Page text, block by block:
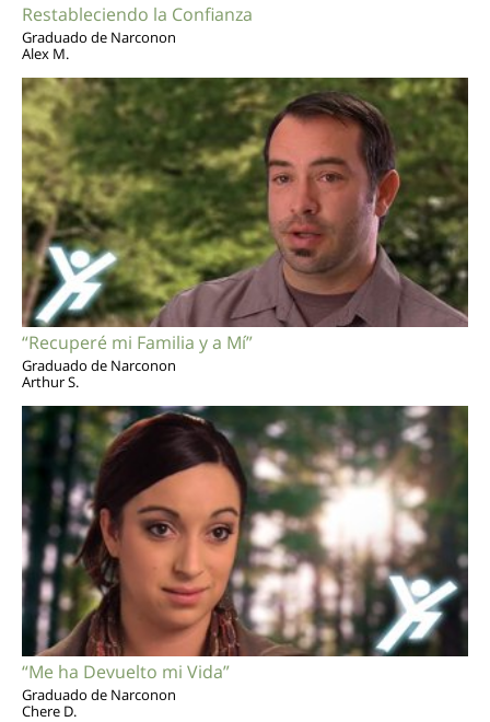
Restableciendo la Confianza
Graduado de Narconon
Alex M.
“Recuperé mi Familia y a Mí”
Graduado de Narconon
Arthur S.
“Me ha Devuelto mi Vida”
Graduado de Narconon
Chere D.